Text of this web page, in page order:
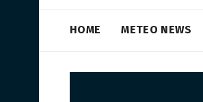
HOME METEO NEWS